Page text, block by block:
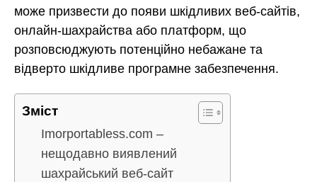
може призвести до появи шкідливих веб-сайтів,
онлайн-шахрайства або платформ, що
розповсюджують потенційно небажане та
відверто шкідливе програмне забезпечення.
Зміст
Imorportabless.com –
нещодавно виявлений
шахрайський веб-сайт